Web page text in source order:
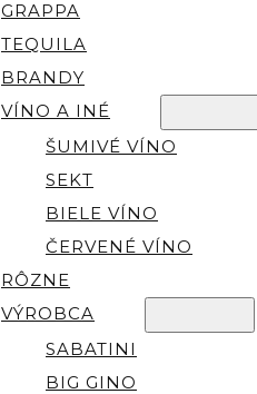
GRAPPA
TEQUILA
BRANDY
VÍNO A INÉ
ŠUMIVÉ VÍNO
SEKT
BIELE VÍNO
ČERVENÉ VÍNO
RÔZNE
VÝROBCA
SABATINI
BIG GINO